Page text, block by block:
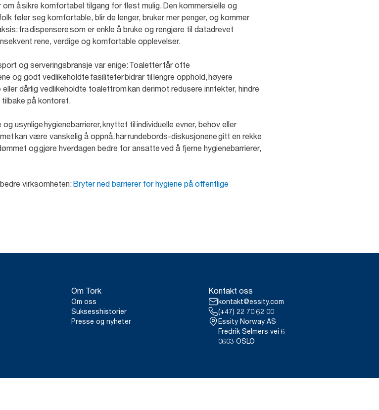
å sikre komfortabel tilgang for flest mulig. Den kommersielle og
føler seg komfortable, blir de lenger, bruker mer penger, og kommer
fra dispensere som er enkle å bruke og rengjøre til datadrevet
rene, verdige og komfortable opplevelser.
og serveringsbransje var enige: Toaletter får ofte
og godt vedlikeholdte fasiliteter bidrar til lengre opphold, høyere
dårlig vedlikeholdte toalettrom kan derimot redusere inntekter, hindre
på kontoret.
usynlige hygienebarrierer, knyttet til individuelle evner, behov eller
kan være vanskelig å oppnå, har rundebords-diskusjonene gitt en rekke
og gjøre hverdagen bedre for ansatte ved å fjerne hygienebarrierer,
virksomheten:Bryter ned barrierer for hygiene på offentlige
Om Tork
Om oss
Suksesshistorier
Presse og nyheter
Kontakt oss
kontakt@essity.com
(+47) 22 70 62 00
Essity Norway AS
Fredrik Selmers vei 6
0603 OSLO